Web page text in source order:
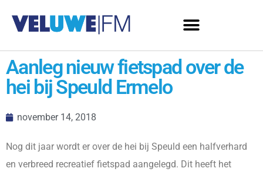
Aanleg nieuw fietspad over de
hei bij Speuld Ermelo
november 14, 2018
Nog dit jaar wordt er over de hei bij Speuld een halfverhard
en verbreed recreatief fietspad aangelegd. Dit heeft het